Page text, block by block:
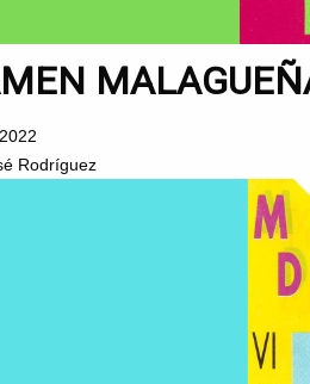
Rodríguez